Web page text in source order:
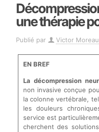
une thérapie
Publié par Victor Moreau
EN BREF
La décompression
non invasive conçue
la colonne vertébrale,
les douleurs
service est
cherchent des